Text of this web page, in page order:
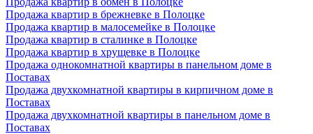
Продажа квартир в брежневке в Полоцке
Продажа квартир в малосемейке в Полоцке
Продажа квартир в сталинке в Полоцке
Продажа квартир в хрущевке в Полоцке
Продажа однокомнатной квартиры в панельном доме в
Поставах
Продажа двухкомнатной квартиры в кирпичном доме в
Поставах
Продажа двухкомнатной квартиры в панельном доме в
Поставах